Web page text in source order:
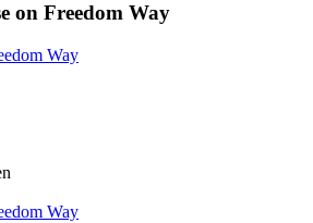
on Freedom Way
Way
Way